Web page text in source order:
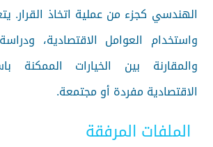
الهندسي كجزء من عملية اتخاذ القرار.
واستخدام العوامل الاقتصادية،
والمقارنة بين الخيارات الممكنة
الاقتصادية مفردة أو مجتمعة.
الملفات المرفقة